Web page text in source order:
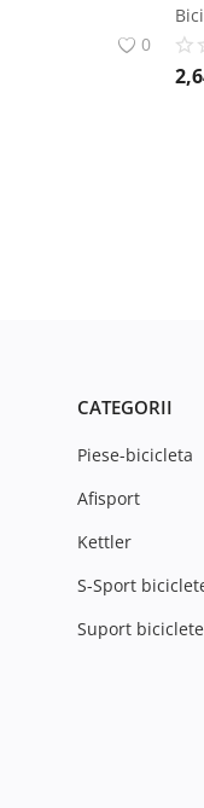
0
CATEGORII
Piese-bicicleta
Afisport
Kettler
S-Sport
Suport biciclete